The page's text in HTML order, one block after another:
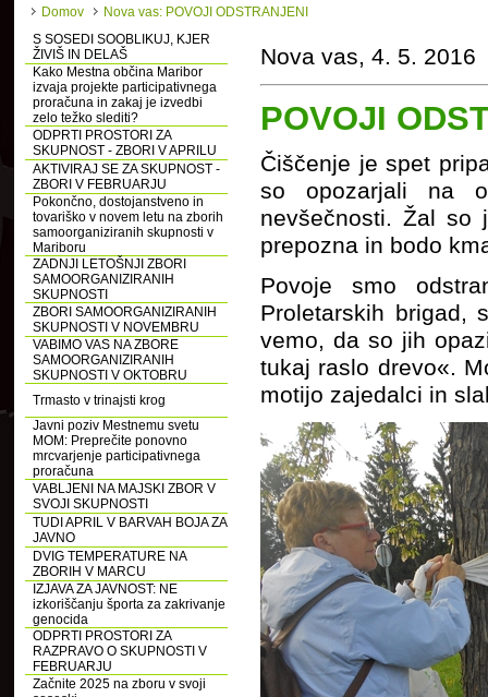
Domov
Nova vas: POVOJI ODSTRANJENI
S SOSEDI SOOBLIKUJ, KJER
ŽIVIŠ IN DELAŠ
Kako Mestna občina Maribor
izvaja projekte participativnega
proračuna in zakaj je izvedbi
zelo težko slediti?
ODPRTI PROSTORI ZA
SKUPNOST - ZBORI V APRILU
AKTIVIRAJ SE ZA SKUPNOST -
ZBORI V FEBRUARJU
Pokončno, dostojanstveno in
tovariško v novem letu na zborih
samoorganiziranih skupnosti v
Mariboru
ZADNJI LETOŠNJI ZBORI
SAMOORGANIZIRANIH
SKUPNOSTI
ZBORI SAMOORGANIZIRANIH
SKUPNOSTI V NOVEMBRU
VABIMO VAS NA ZBORE
SAMOORGANIZIRANIH
SKUPNOSTI V OKTOBRU
Trmasto v trinajsti krog
Javni poziv Mestnemu svetu
MOM: Preprečite ponovno
mrcvarjenje participativnega
proračuna
VABLJENI NA MAJSKI ZBOR V
SVOJI SKUPNOSTI
TUDI APRIL V BARVAH BOJA ZA
JAVNO
DVIG TEMPERATURE NA
ZBORIH V MARCU
IZJAVA ZA JAVNOST: NE
izkoriščanju športa za zakrivanje
genocida
ODPRTI PROSTORI ZA
RAZPRAVO O SKUPNOSTI V
FEBRUARJU
Začnite 2025 na zboru v svoji
Nova vas, 4. 5. 2016
POVOJI
Čiščenje je spet
so opozarjali na
nevšečnosti. Žal so
prepozna in bodo
Povoje smo
Proletarskih brigad,
vemo, da so jih
tukaj raslo drevo«.
motijo zajedalci in